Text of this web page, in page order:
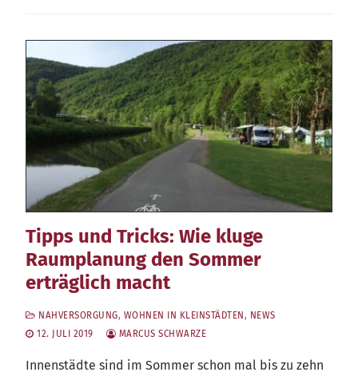
Tipps und Tricks: Wie kluge
Raumplanung den Sommer
erträglich macht
NAHVERSORGUNG, WOHNEN IN KLEINSTÄDTEN, NEWS
12. JULI 2019
MARCUS SCHWARZE
Innen­städ­te sind im Som­mer schon mal bis zu zehn